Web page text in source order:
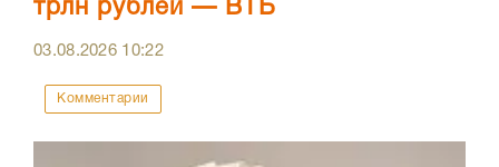
трлн рублей — ВТБ
03.08.2026 10:22
Комментарии